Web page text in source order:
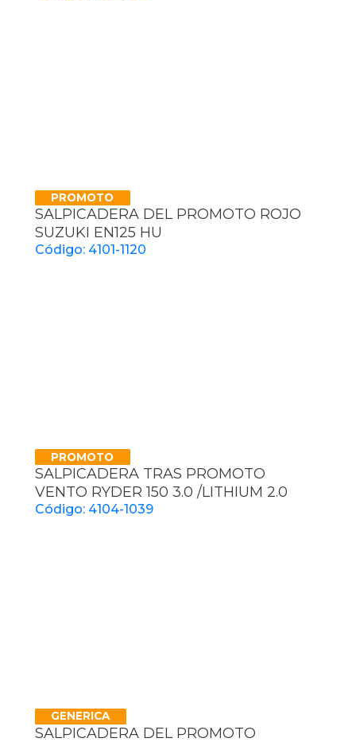
PROMOTO
SALPICADERA DEL PROMOTO ROJO
SUZUKI EN125 HU
Código: 4101-1120
PROMOTO
SALPICADERA TRAS PROMOTO
VENTO RYDER 150 3.0 /LITHIUM 2.0
Código: 4104-1039
GENERICA
SALPICADERA DEL PROMOTO